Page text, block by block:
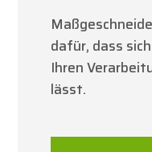
dafür, dass
Ihren
lässt.